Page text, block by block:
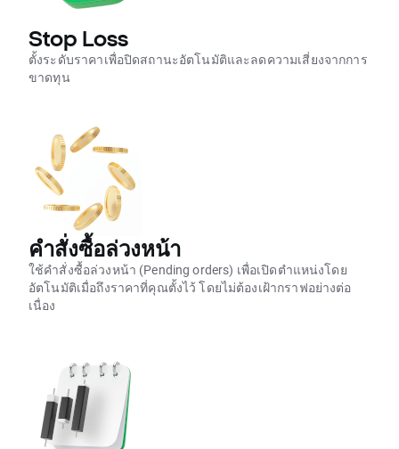
Stop Loss
ตั้งระดับราคาเพื่อปิดสถานะอัตโนมัติและลดความเสี่ยงจากการ
ขาดทุน
คำสั่งซื้อล่วงหน้า
ใช้คำสั่งซื้อล่วงหน้า (Pending orders) เพื่อเปิดตำแหน่งโดย
อัตโนมัติเมื่อถึงราคาที่คุณตั้งไว้ โดยไม่ต้องเฝ้ากราฟอย่างต่อ
เนื่อง